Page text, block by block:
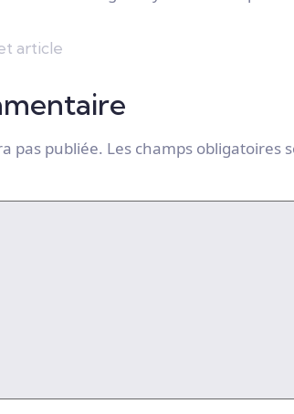
article
pas publiée. Les champs obligatoires